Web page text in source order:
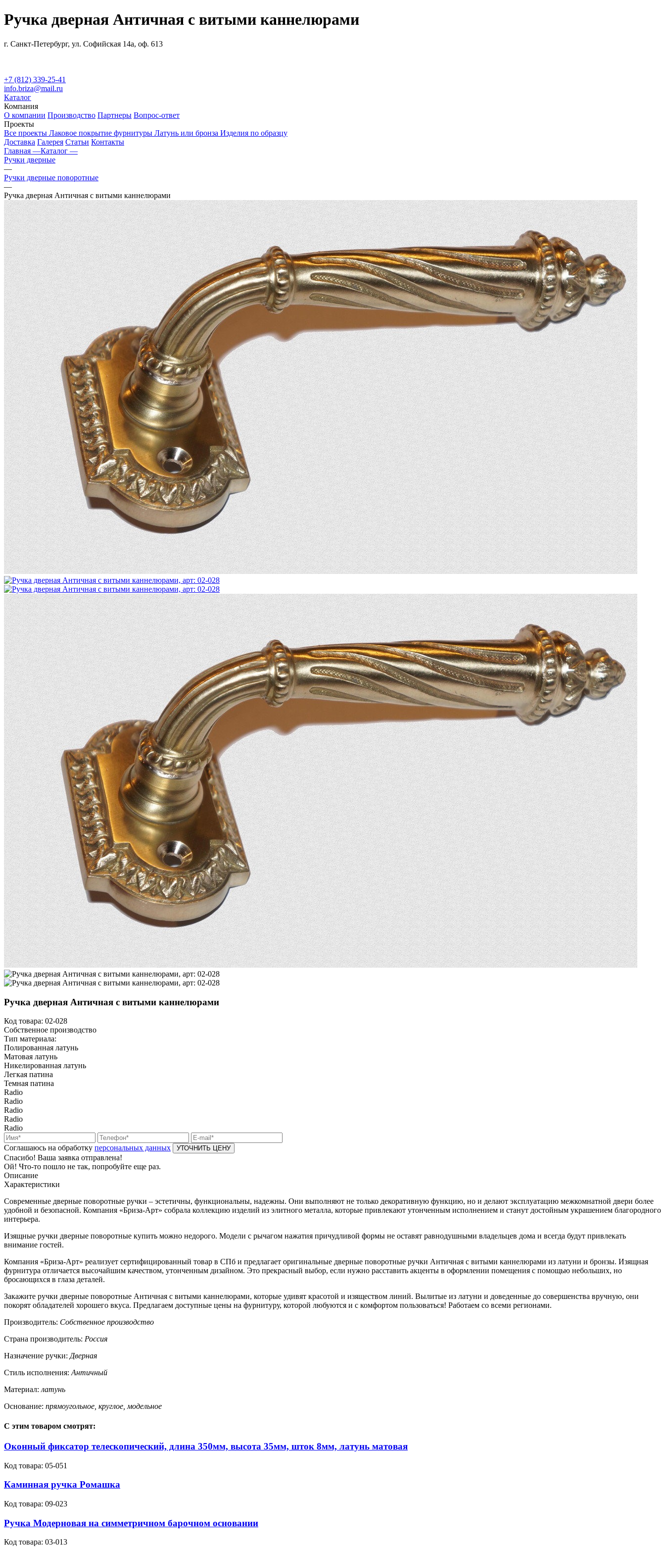
Ручка дверная Античная с витыми каннелюрами
г. Санкт-Петербург, ул. Софийская 14а, оф. 613
+7 (812) 339-25-41
info.briza@mail.ru
Каталог
Компания
О компании Производство Партнеры Вопрос-ответ
Проекты
Все проекты Лаковое покрытие фурнитуры Латунь или бронза Изделия по образцу
Доставка Галерея Статьи Контакты
Главная —Каталог —
Ручки дверные
—
Ручки дверные поворотные
—
Ручка дверная Античная с витыми каннелюрами
Ручка дверная Античная с витыми каннелюрами
Код товара: 02-028
Собственное производство
Тип материала:
Полированная латунь
Матовая латунь
Никелированная латунь
Легкая патина
Темная патина
Radio
Radio
Radio
Radio
Radio
Соглашаюсь на обработку персональных данных
Спасибо! Ваша заявка отправлена!
Ой! Что-то пошло не так, попробуйте еще раз.
Описание
Характеристики
Современные дверные поворотные ручки – эстетичны, функциональны, надежны. Они выполняют не только декоративную функцию, но и делают эксплуатацию межкомнатной двери более
удобной и безопасной. Компания «Бриза-Арт» собрала коллекцию изделий из элитного металла, которые привлекают утонченным исполнением и станут достойным украшением благородного
интерьера.
Изящные ручки дверные поворотные купить можно недорого. Модели с рычагом нажатия причудливой формы не оставят равнодушными владельцев дома и всегда будут привлекать
внимание гостей.
Компания «Бриза-Арт» реализует сертифицированный товар в СПб и предлагает оригинальные дверные поворотные ручки Античная с витыми каннелюрами из латуни и бронзы. Изящная
фурнитура отличается высочайшим качеством, утонченным дизайном. Это прекрасный выбор, если нужно расставить акценты в оформлении помещения с помощью небольших, но
бросающихся в глаза деталей.
Закажите ручки дверные поворотные Античная с витыми каннелюрами, которые удивят красотой и изяществом линий. Вылитые из латуни и доведенные до совершенства вручную, они
покорят обладателей хорошего вкуса. Предлагаем доступные цены на фурнитуру, которой любуются и с комфортом пользоваться! Работаем со всеми регионами.
Производитель: Собственное производство
Страна производитель: Россия
Назначение ручки: Дверная
Стиль исполнения: Античный
Материал: латунь
Основание: прямоугольное, круглое, модельное
С этим товаром смотрят:
Оконный фиксатор телескопический, длина 350мм, высота 35мм, шток 8мм, латунь матовая
Код товара: 05-051
Каминная ручка Ромашка
Код товара: 09-023
Ручка Модерновая на симметричном барочном основании
Код товара: 03-013